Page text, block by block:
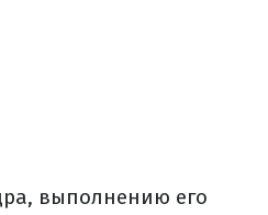
выполнению его